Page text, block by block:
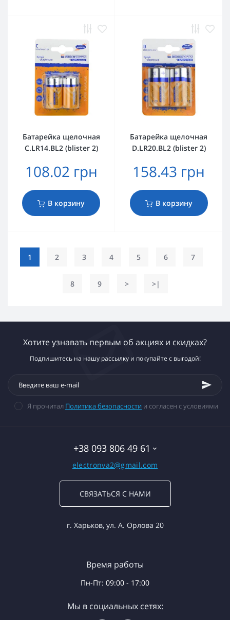
Батарейка щелочная
C.LR14.BL2 (blister 2)
108.02 грн
В корзину
Батарейка щелочная
D.LR20.BL2 (blister 2)
158.43 грн
В корзину
1 2 3 4 5 6 7
8 9 > >|
Хотите узнавать первым об акциях и скидках?
Подпишитесь на нашу рассылку и покупайте с выгодой!
Я прочитал Политика безопасности и согласен с условиями
+38 093 806 49 61
electronva2@gmail.com
СВЯЗАТЬСЯ С НАМИ
г. Харьков, ул. А. Орлова 20
Время работы
Пн-Пт: 09:00 - 17:00
Мы в социальных сетях: